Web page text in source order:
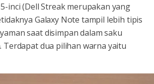
inci (Dell Streak merupakan yang
Galaxy Note tampil lebih tipis
saat disimpan dalam saku
Terdapat dua pilihan warna yaitu